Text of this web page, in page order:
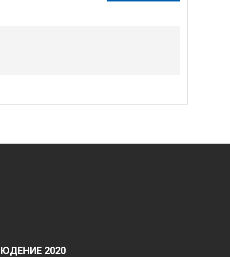
2020